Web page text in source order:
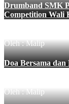
Drumband SMK
Competition Wali
Oleh : Malip
Doa Bersama
Oleh : Malip